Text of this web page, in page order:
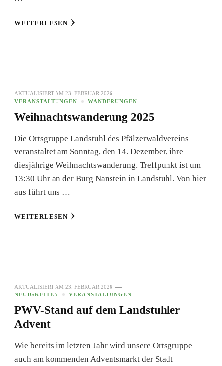
WEITERLESEN
AKTUALISIERT AM 23. FEBRUAR 2026
VERANSTALTUNGEN
WANDERUNGEN
Weihnachtswanderung 2025
Die Ortsgruppe Landstuhl des Pfälzerwaldvereins
veranstaltet am Sonntag, den 14. Dezember, ihre
diesjährige Weihnachtswanderung. Treffpunkt ist um
13:30 Uhr an der Burg Nanstein in Landstuhl. Von hier
aus führt uns …
WEITERLESEN
AKTUALISIERT AM 23. FEBRUAR 2026
NEUIGKEITEN
VERANSTALTUNGEN
PWV-Stand auf dem Landstuhler
Advent
Wie bereits im letzten Jahr wird unsere Ortsgruppe
auch am kommenden Adventsmarkt der Stadt